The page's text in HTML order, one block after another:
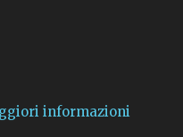
informazioni